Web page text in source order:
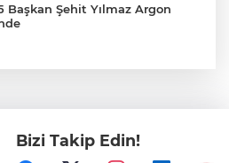
Başkan Şehit Yılmaz Argon
eğitimler başladı
Bizi Takip Edin!